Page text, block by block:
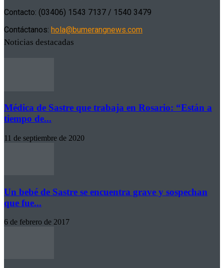
Contacto: (03406) 1543 7137 / 1540 3479
Contáctanos: hola@bumerangnews.com
Noticias destacadas
Médica de Sastre que trabaja en Rosario: “Están a
tiempo de...
11 de septiembre de 2020
Un bebé de Sastre se encuentra grave y sospechan
que fue...
6 de febrero de 2017